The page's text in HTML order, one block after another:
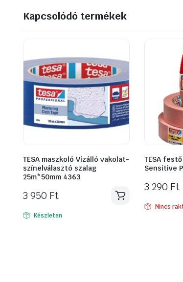
Kapcsolódó termékek
TESA maszkoló Vízálló vakolat-
színelválasztó szalag
25m*50mm 4363
3 950 Ft
Készleten
TESA
Sensitive
3 290 Ft
Nincs